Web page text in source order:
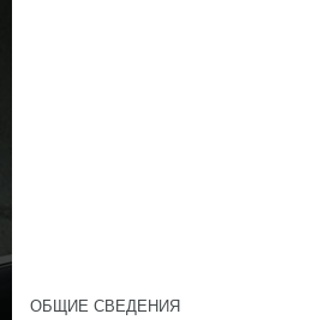
ОБЩИЕ СВЕДЕНИЯ